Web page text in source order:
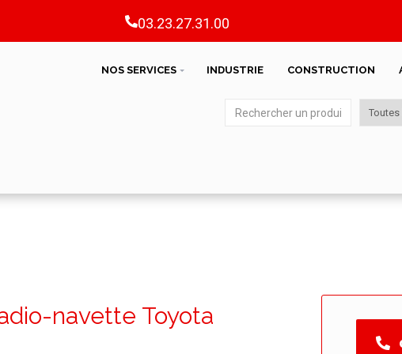
03.23.27.31.00
NOS SERVICES INDUSTRIE CONSTRUCTION
navette Toyota